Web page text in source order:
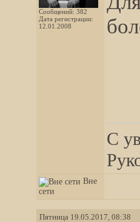
Сообщений: 382
Дата регистрации:
12.01.2008
С
Вне
сети
Пятница 19.05.2017, 08:38